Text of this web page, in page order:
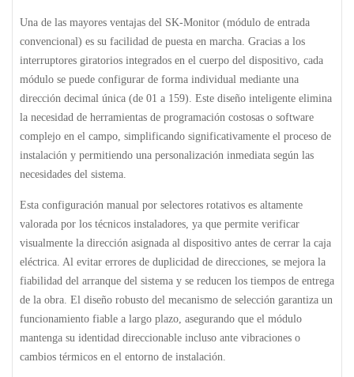
Una de las mayores ventajas del SK-Monitor (módulo de entrada
convencional) es su facilidad de puesta en marcha. Gracias a los
interruptores giratorios integrados en el cuerpo del dispositivo, cada
módulo se puede configurar de forma individual mediante una
dirección decimal única (de 01 a 159). Este diseño inteligente elimina
la necesidad de herramientas de programación costosas o software
complejo en el campo, simplificando significativamente el proceso de
instalación y permitiendo una personalización inmediata según las
necesidades del sistema.
Esta configuración manual por selectores rotativos es altamente
valorada por los técnicos instaladores, ya que permite verificar
visualmente la dirección asignada al dispositivo antes de cerrar la caja
eléctrica. Al evitar errores de duplicidad de direcciones, se mejora la
fiabilidad del arranque del sistema y se reducen los tiempos de entrega
de la obra. El diseño robusto del mecanismo de selección garantiza un
funcionamiento fiable a largo plazo, asegurando que el módulo
mantenga su identidad direccionable incluso ante vibraciones o
cambios térmicos en el entorno de instalación.